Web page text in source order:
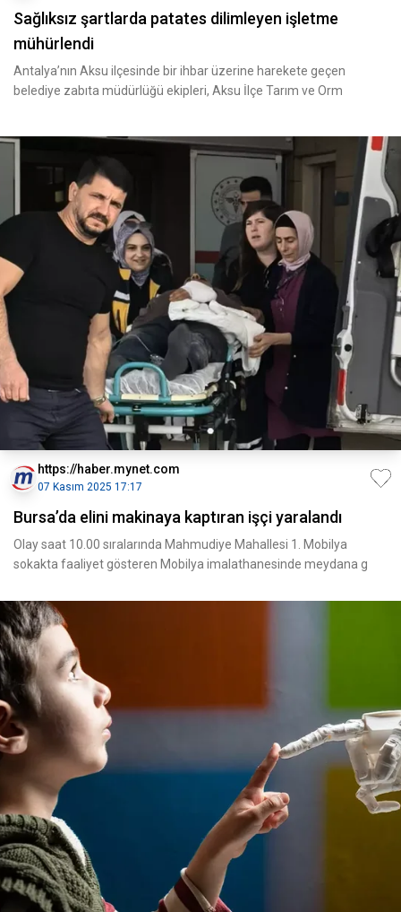
Sağlıksız şartlarda patates dilimleyen işletme
mühürlendi
Antalya’nın Aksu ilçesinde bir ihbar üzerine harekete geçen
belediye zabıta müdürlüğü ekipleri, Aksu İlçe Tarım ve Orm
https://haber.mynet.com
07 Kasım 2025 17:17
Bursa’da elini makinaya kaptıran işçi yaralandı
Olay saat 10.00 sıralarında Mahmudiye Mahallesi 1. Mobilya
sokakta faaliyet gösteren Mobilya imalathanesinde meydana g